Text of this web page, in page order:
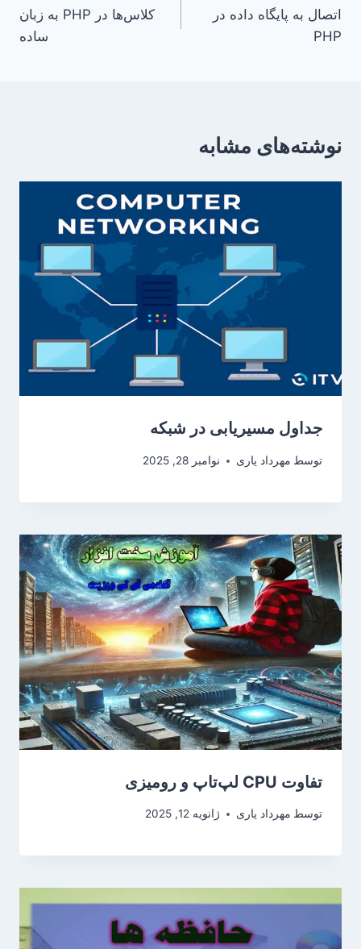
نوشته
اتصال به پایگاه داده در
PHP
کلاس‌ها در PHP به زبان
ساده
نوشته‌های مشابه
جداول مسیریابی در شبکه
توسط مهرداد یاری نوامبر 28, 2025
تفاوت CPU لپ‌تاپ و رومیزی
توسط مهرداد یاری ژانویه 12, 2025